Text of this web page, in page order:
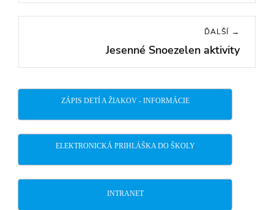
ĎALŠÍ →
post:
Jesenné Snoezelen aktivity
ZÁPIS DETÍ A ŽIAKOV - INFORMÁCIE
ELEKTRONICKÁ PRIHLÁŠKA DO ŠKOLY
INTRANET